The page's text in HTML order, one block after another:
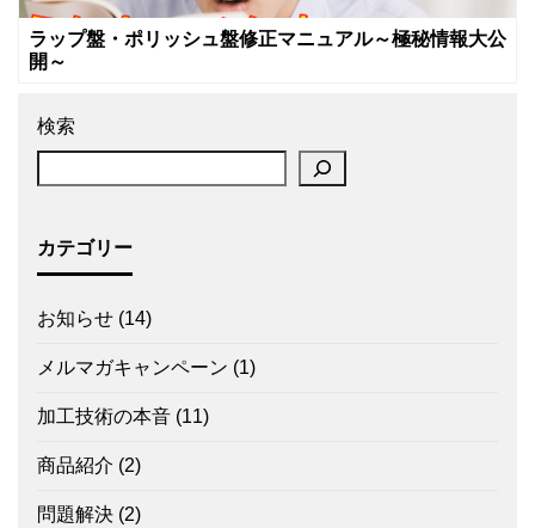
ラップ盤・ポリッシュ盤修正マニュアル～極秘情報大公
開～
検索
カテゴリー
お知らせ (14)
メルマガキャンペーン (1)
加工技術の本音 (11)
商品紹介 (2)
問題解決 (2)